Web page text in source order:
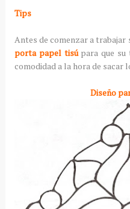
Tips
Antes de comenzar a trabajar
porta papel tisúpara que su
comodidad a la hora de sacar
Diseño